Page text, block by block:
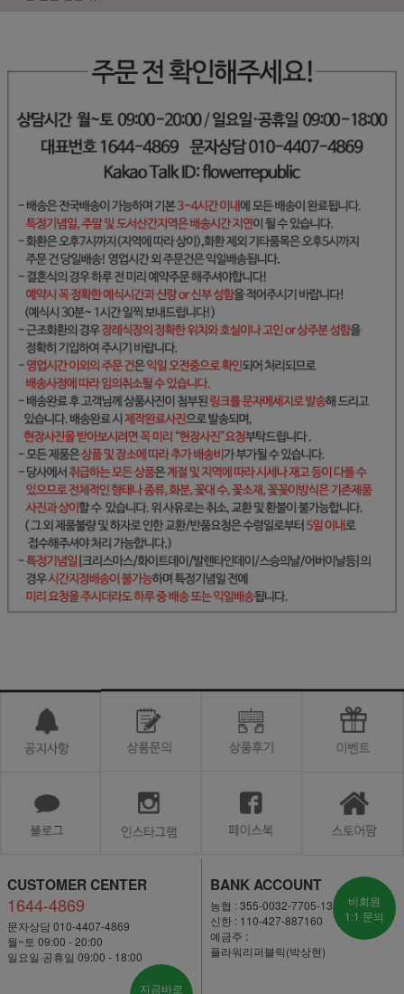
CUSTOMER CENTER
1644-4869
문자상담 010-4407-4869
월~토 09:00 - 20:00
일요일·공휴일 09:00 - 18:00
지금바로
BANK ACCOUNT
농협 : 355-0032-7705-13
신한 : 110-427-887160
예금주 :
플라워리퍼블릭(박상현)
비회원
1:1 문의